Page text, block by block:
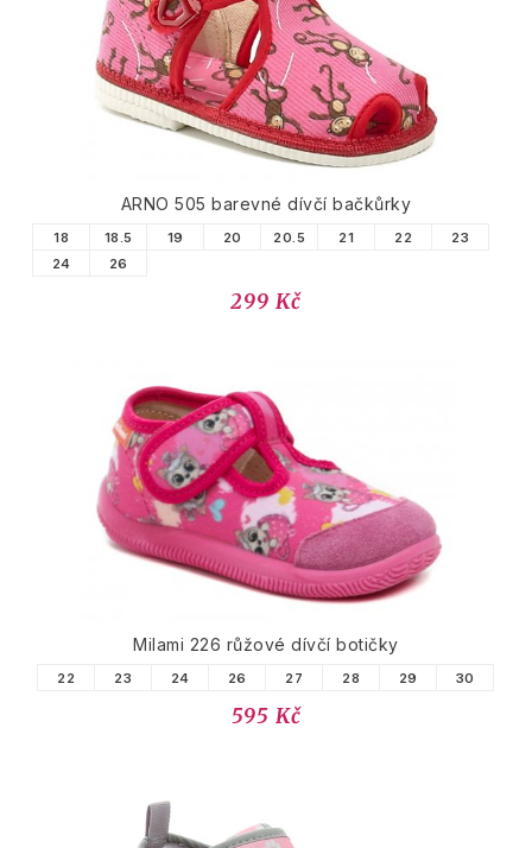
ARNO 505 barevné dívčí bačkůrky
18 18.5 19 20 20.5 21 22
23
24
26
299 Kč
Milami 226 růžové dívčí botičky
22 23 24 26 27 28 29 30
595 Kč